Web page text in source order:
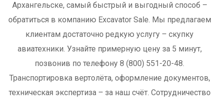
Архангельске, самый быстрый и выгодный способ –
обратиться в компанию Excavator Sale. Мы предлагаем
клиентам достаточно редкую услугу – скупку
авиатехники. Узнайте примерную цену за 5 минут,
позвонив по телефону 8 (800) 551-20-48.
Транспортировка вертолёта, оформление документов,
техническая экспертиза – за наш счёт. Сотрудничество